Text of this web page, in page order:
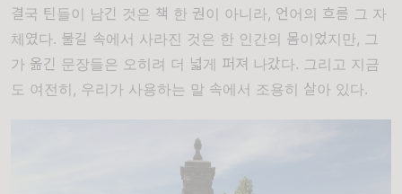
결국 틴들이 남긴 것은 책 한 권이 아니라, 언어의 흐름 그 자
체였다. 불길 속에서 사라진 것은 한 인간의 몸이었지만, 그
가 옮긴 문장들은 오히려 더 넓게 퍼져 나갔다. 그리고 지금
도 여전히, 우리가 사용하는 말 속에서 조용히 살아 있다.